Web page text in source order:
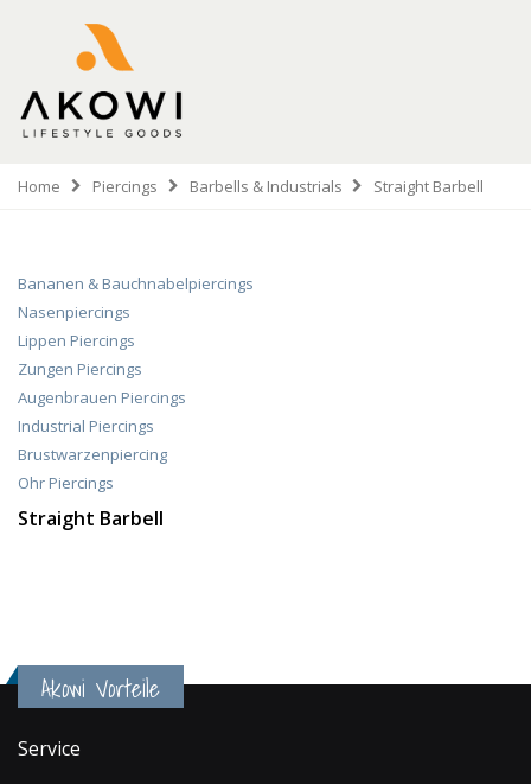
Home Piercings Barbells & Industrials Straight Barbell
Bananen & Bauchnabelpiercings
Nasenpiercings
Lippen Piercings
Zungen Piercings
Augenbrauen Piercings
Industrial Piercings
Brustwarzenpiercing
Ohr Piercings
Straight Barbell
Akowi Vorteile
Service